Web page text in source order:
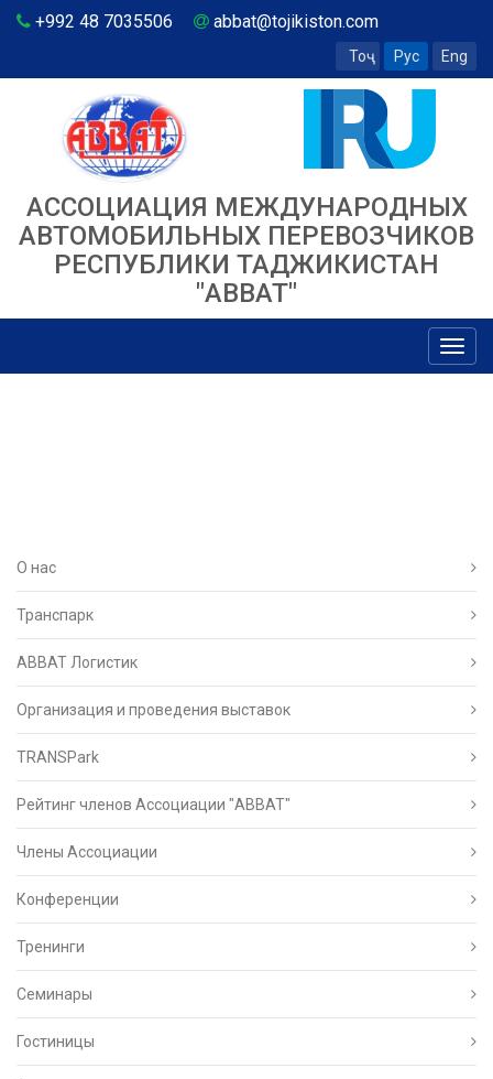
+992 48 7035506 abbat@tojikiston.com
Тоҷ Рус Eng
АССОЦИАЦИЯ МЕЖДУНАРОДНЫХ
АВТОМОБИЛЬНЫХ ПЕРЕВОЗЧИКОВ
РЕСПУБЛИКИ ТАДЖИКИСТАН
"ABBAT"
О нас
Транспарк
ABBAT Логистик
Организация и проведения выставок
TRANSPark
Рейтинг членов Ассоциации "АВВАТ"
Члены Ассоциации
Конференции
Тренинги
Семинары
Гостиницы